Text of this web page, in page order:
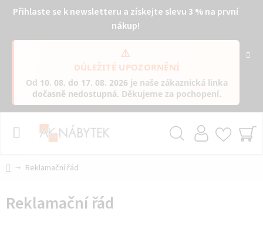
Přihlaste se k newsletteru a získejte slevu 3 % na první
nákup!
⚠️
DŮLEŽITÉ UPOZORNĚNÍ
Od 10. 08. do 17. 08. 2026 je naše zákaznická linka
dočasně nedostupná. Děkujeme za pochopení.
DomůReklamační řád
Reklamační řád